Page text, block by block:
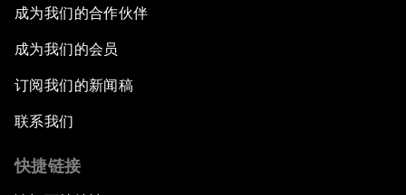
成为我们的合作伙伴
成为我们的会员
订阅我们的新闻稿
联系我们
快捷链接